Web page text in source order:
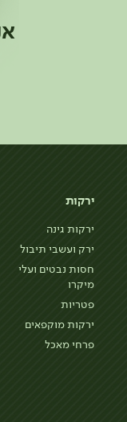
ירקות
ירקות גינה
ירק ועשבי תיבול
חסות נבטים ועלי
מיקרו
פטריות
ירקות מוקפאים
פרחי מאכל